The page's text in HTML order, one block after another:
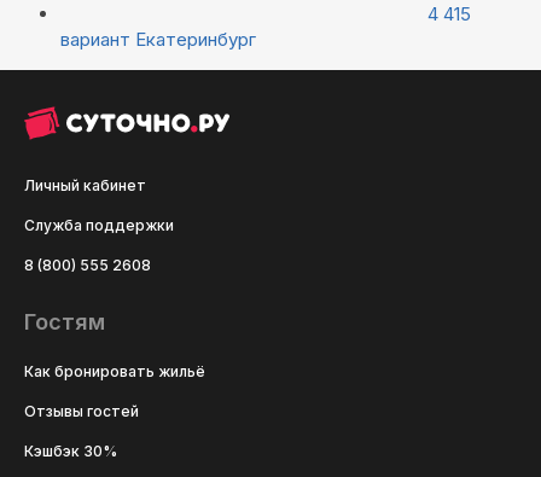
4 415
вариант Екатеринбург
Личный кабинет
Служба поддержки
8 (800) 555 2608
Гостям
Как бронировать жильё
Отзывы гостей
Кэшбэк 30%